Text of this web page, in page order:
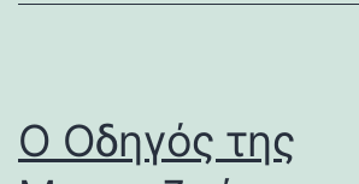
Ο Οδηγός της